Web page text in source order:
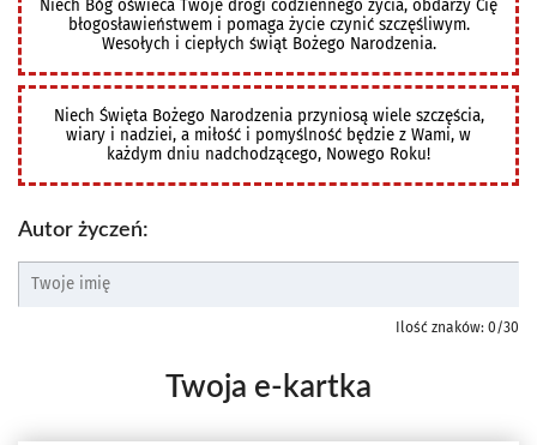
Niech Bóg oświeca Twoje drogi codziennego życia, obdarzy Cię
błogosławieństwem i pomaga życie czynić szczęśliwym.
Wesołych i ciepłych świąt Bożego Narodzenia.
Niech Święta Bożego Narodzenia przyniosą wiele szczęścia,
wiary i nadziei, a miłość i pomyślność będzie z Wami, w
każdym dniu nadchodzącego, Nowego Roku!
Autor życzeń:
Ilość znaków: 0/30
Twoja e-kartka